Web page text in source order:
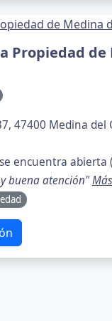
Propiedad de
47400 Medina del
encuentra abierta
buena atención"